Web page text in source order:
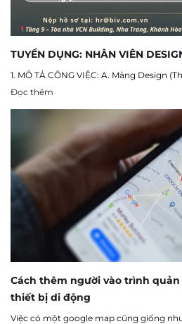
TUYỂN DỤNG: NHÂN VIÊN
1. MÔ TẢ CÔNG VIỆC: A. Mảng Design
Đọc thêm
Cách thêm người vào trình
thiết bị di động
Việc có một google map cũng giống